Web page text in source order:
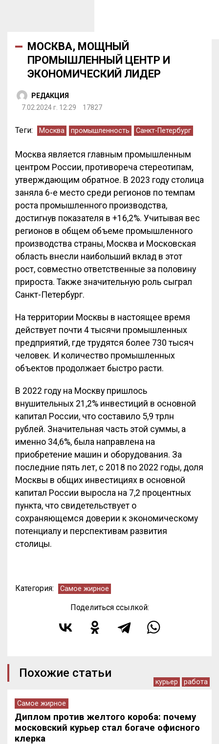
МОСКВА, МОЩНЫЙ
ПРОМЫШЛЕННЫЙ ЦЕНТР И
ЭКОНОМИЧЕСКИЙ ЛИДЕР
РЕДАКЦИЯ
7.02.2024 г. 12:29
17827
Теги: Москва промышленность Санкт-Петербург
Москва является главным промышленным
центром России, противореча стереотипам,
утверждающим обратное. В 2023 году столица
заняла 6-е место среди регионов по темпам
роста промышленного производства,
достигнув показателя в +16,2%. Учитывая вес
регионов в общем объеме промышленного
производства страны, Москва и Московская
область внесли наибольший вклад в этот
рост, совместно ответственные за половину
прироста. Также значительную роль сыграл
Санкт-Петербург.
На территории Москвы в настоящее время
действует почти 4 тысячи промышленных
предприятий, где трудятся более 730 тысяч
человек. И количество промышленных
объектов продолжает быстро расти.
В 2022 году на Москву пришлось
внушительных 21,2% инвестиций в основной
капитал России, что составило 5,9 трлн
рублей. Значительная часть этой суммы, а
именно 34,6%, была направлена на
приобретение машин и оборудования. За
последние пять лет, с 2018 по 2022 годы, доля
Москвы в общих инвестициях в основной
капитал России выросла на 7,2 процентных
пункта, что свидетельствует о
сохраняющемся доверии к экономическому
потенциалу и перспективам развития
столицы.
Категория: Самое жирное
Поделиться ссылкой:
Похожие статьи
курьер работа
Самое жирное
Диплом против желтого короба: почему
московский курьер стал богаче офисного
клерка